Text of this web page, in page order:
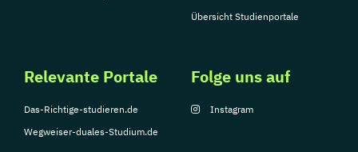
Übersicht Studienportale
Relevante Portale
Das-Richtige-studieren.de
Wegweiser-duales-Studium.de
Folge uns auf
Instagram